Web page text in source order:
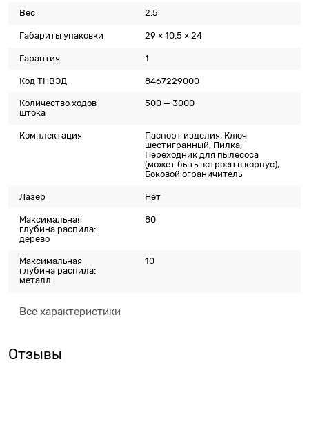
Вес 2.5
Габариты упаковки 29 × 10.5 × 24
Гарантия 1
Код ТНВЭД 8467229000
Количество ходов
штока
500 — 3000
Комплектация
Паспорт изделия, Ключ
шестигранный, Пилка,
Переходник для пылесоса
(может быть встроен в корпус),
Боковой ограничитель
Лазер Нет
Максимальная
глубина распила:
дерево
80
Максимальная
глубина распила:
металл
10
Все характеристики
Отзывы